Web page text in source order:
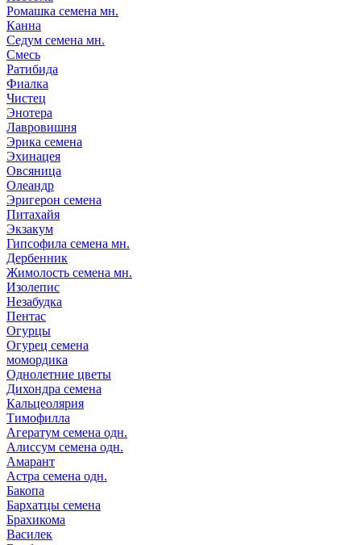
Ромашка семена мн.
Канна
Седум семена мн.
Смесь
Ратибида
Фиалка
Чистец
Энотера
Лавровишня
Эрика семена
Эхинацея
Овсяница
Олеандр
Эригерон семена
Питахайя
Экзакум
Гипсофила семена мн.
Дербенник
Жимолость семена мн.
Изолепис
Незабудка
Пентас
Огурцы
Огурец семена
момордика
Однолетние цветы
Дихондра семена
Кальцеолярия
Тимофилла
Агератум семена одн.
Алиссум семена одн.
Амарант
Астра семена одн.
Бакопа
Бархатцы семена
Брахикома
Василек